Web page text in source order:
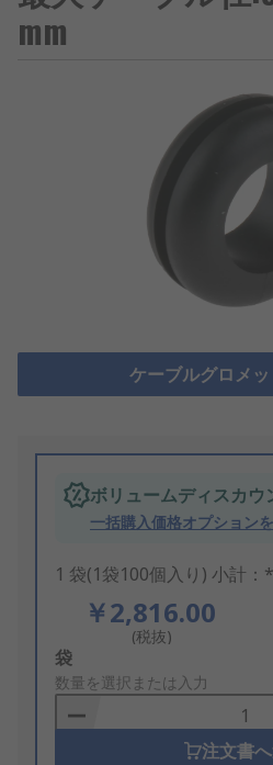
mm
ケーブルグロメ
ボリュームディスカウ
一括購入価格オプション
1 袋(1袋100個入り) 小計：*
￥2,816.00
(税抜)
Add
to
Basket
袋
数量を選択または入力
注文書